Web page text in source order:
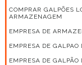
COMPRAR GALPÕES
ARMAZENAGEM
EMPRESA DE
EMPRESA DE
EMPRESA DE